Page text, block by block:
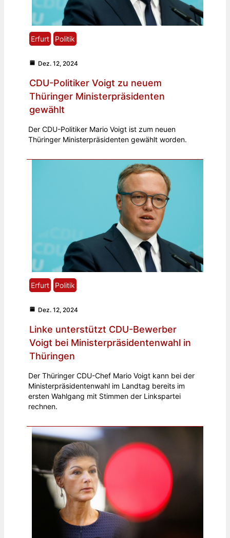
Erfurt Politik
Dez. 12, 2024
CDU-Politiker Voigt zu neuem
Thüringer Ministerpräsidenten
gewählt
Der CDU-Politiker Mario Voigt ist zum neuen
Thüringer Ministerpräsidenten gewählt worden.
Erfurt Politik
Dez. 12, 2024
Linke unterstützt CDU-Bewerber
Voigt bei Ministerpräsidentenwahl in
Thüringen
Der Thüringer CDU-Chef Mario Voigt kann bei der
Ministerpräsidentenwahl im Landtag bereits im
ersten Wahlgang mit Stimmen der Linkspartei
rechnen.